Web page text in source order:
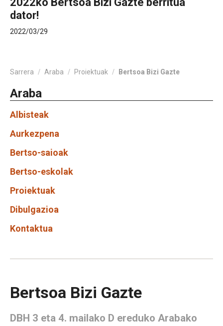
dator!
2022/03/29
Sarrera / Araba / Proiektuak / Bertsoa Bizi Gazte
Araba
Albisteak
Aurkezpena
Bertso-saioak
Bertso-eskolak
Proiektuak
Dibulgazioa
Kontaktua
Bertsoa Bizi Gazte
DBH 3 eta 4. mailako D ereduko Arabako